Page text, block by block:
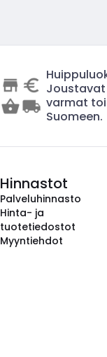
varmat
Suomeen.
Hinnastot
Palveluhinnasto
Hinta- ja
tuotetiedostot
Myyntiehdot